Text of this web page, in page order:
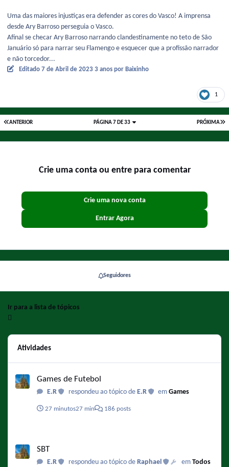
Uma das maiores injustiças era defender as cores do Vasco! A imprensa
desde Ary Barroso perseguia o Vasco.
Afinal se checar Ary Barroso narrando clandestinamente no teto de São
Januário só para narrar seu Flamengo e esquecer que a profissão narrador
e não torcedor...
Editado 7 de Abril de 2023 3 anos por Baixinho
1
ANTERIOR PRÓXIMA
PÁGINA 7 DE 33
Crie uma conta ou entre para comentar
Crie uma nova conta
Entrar Agora
Seguidores
Ir para a lista de tópicos
Atividades
Games de Futebol
E.R respondeu ao tópico de E.R emGames
27 minutos27 min 186 posts
SBT
E.R respondeu ao tópico de Raphael emTodos